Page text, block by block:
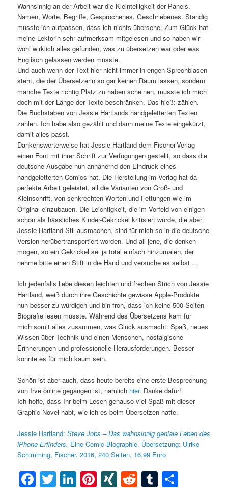
Wahnsinnig an der Arbeit war die Kleinteiligkeit der Panels.
Namen, Worte, Begriffe, Gesprochenes, Geschriebenes. Ständig
musste ich aufpassen, dass ich nichts übersehe. Zum Glück hat
meine Lektorin sehr aufmerksam mitgelesen und so haben wir
wohl wirklich alles gefunden, was zu übersetzen war oder was
Englisch gelassen werden musste.
Und auch wenn der Text hier nicht immer in engen Sprechblasen
steht, die der Übersetzerin so gar keinen Raum lassen, sondern
manche Texte richtig Platz zu haben scheinen, musste ich mich
doch mit der Länge der Texte beschränken. Das hieß: zählen.
Die Buchstaben von Jessie Hartlands handgeletterten Texten
zählen. Ich habe also gezählt und dann meine Texte eingekürzt,
damit alles passt.
Dankenswerterweise hat Jessie Hartland dem Fischer-Verlag
einen Font mit ihrer Schrift zur Verfügungen gestellt, so dass die
deutsche Ausgabe nun annähernd den Eindruck eines
handgeletterten Comics hat. Die Herstellung im Verlag hat da
perfekte Arbeit geleistet, all die Varianten von Groß- und
Kleinschrift, von senkrechten Worten und Fettungen wie im
Original einzubauen. Die Leichtigkeit, die im Vorfeld von einigen
schon als hässliches Kinder-Gekrickel kritisiert wurde, die aber
Jessie Hartland Stil ausmachen, sind für mich so in die deutsche
Version herübertransportiert worden. Und all jene, die denken
mögen, so ein Gekrickel sei ja total einfach hinzumalen, der
nehme bitte einen Stift in die Hand und versuche es selbst …
Ich jedenfalls liebe diesen leichten und frechen Strich von Jessie
Hartland, weiß durch ihre Geschichte gewisse Apple-Produkte
nun besser zu würdigen und bin froh, dass ich keine 500-Seiten-
Biografie lesen musste. Während des Übersetzens kam für
mich somit alles zusammen, was Glück ausmacht: Spaß, neues
Wissen über Technik und einen Menschen, nostalgische
Erinnerungen und professionelle Herausforderungen. Besser
konnte es für mich kaum sein.
Schön ist aber auch, dass heute bereits eine erste Besprechung
von Irve online gegangen ist, nämlich hier. Danke dafür!
Ich hoffe, dass Ihr beim Lesen genauso viel Spaß mit dieser
Graphic Novel habt, wie ich es beim Übersetzen hatte.
Jessie Hartland:Steve Jobs – Das wahnsinnig geniale Leben des
iPhone-Erfinders. Eine Comic-Biographie. Übersetzung: Ulrike
Schimming, Fischer, 2016, 240 Seiten, 16,99 Euro
Facebook
Twitter
LinkedIn
Pinterest
XINGRedditTumblr